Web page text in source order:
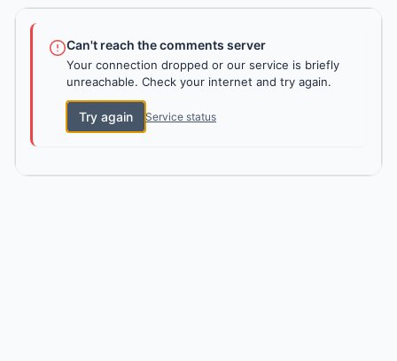
Can't reach the comments server
Your connection dropped or our service is briefly
unreachable. Check your internet and try again.
Try again Service status